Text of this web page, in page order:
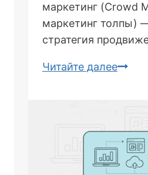
маркетинг (Crowd
маркетинг толпы)
стратегия
Читайте далееКрауд-
и
как